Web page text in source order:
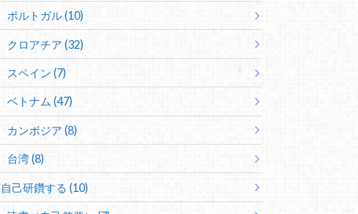
ポルトガル (10)
クロアチア (32)
スペイン (7)
ベトナム (47)
カンボジア (8)
台湾 (8)
自己研鑽する (10)